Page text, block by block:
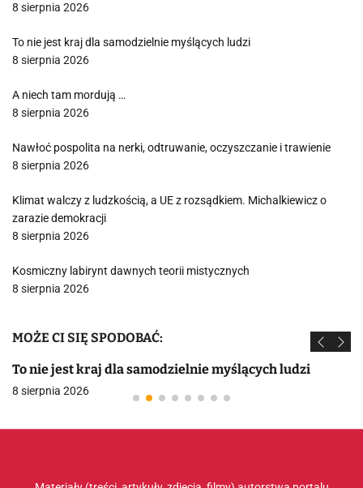
8 sierpnia 2026
To nie jest kraj dla samodzielnie myślących ludzi
8 sierpnia 2026
A niech tam mordują …
8 sierpnia 2026
Nawłoć pospolita na nerki, odtruwanie, oczyszczanie i trawienie
8 sierpnia 2026
Klimat walczy z ludzkością, a UE z rozsądkiem. Michalkiewicz o
zarazie demokracji
8 sierpnia 2026
Kosmiczny labirynt dawnych teorii mistycznych
8 sierpnia 2026
MOŻE CI SIĘ SPODOBAĆ:
To nie jest kraj dla samodzielnie myślących ludzi
8 sierpnia 2026